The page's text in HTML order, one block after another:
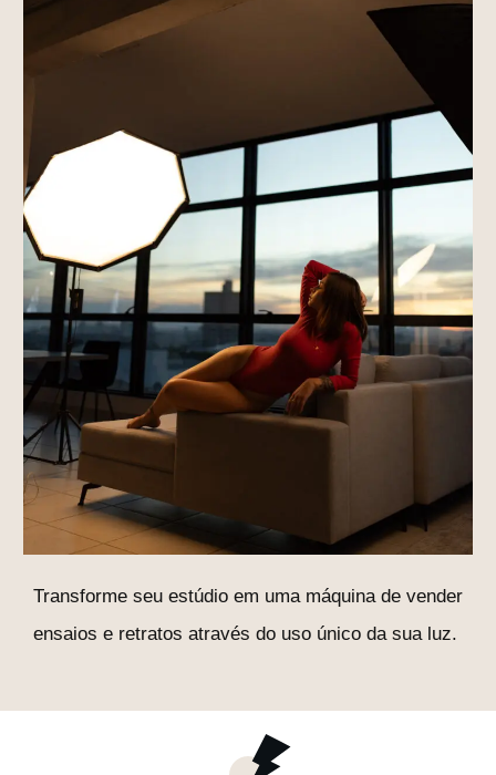
Transforme seu estúdio em uma máquina de vender
ensaios e retratos através do uso único da sua luz.